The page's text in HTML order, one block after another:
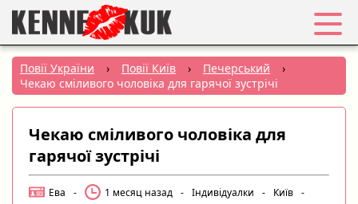
Обране
Вхід
Реєстрація
Міста:
Повії України › Повії Київ › Печерський
›
Чекаю сміливого чоловіка для гарячої зустрічі
Чекаю сміливого чоловіка для
гарячої зустрічі
Ева - 1 месяц назад - Індивідуалки - Київ -